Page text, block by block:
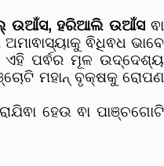
ଉଆଁସ, ହରିଆଲି ଉଆଁସ ଵା
ଵିଧିଵଧ ଭାବେ
ଏହି ପର୍ଵର ମୂଳ ଉଦ୍ଦେଶ୍ୟ
ମହାନ୍‌ ବୃକ୍ଷକୁ ରୋପଣ
ହେଉ ଵା ପାଞ୍ଚଗୋଟି